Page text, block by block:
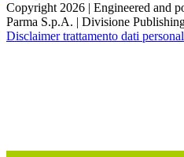
Copyright 2026 | Engineered and
Parma S.p.A. | Divisione
Disclaimer trattamento dati